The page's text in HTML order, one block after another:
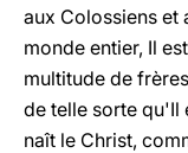
aux Colossiens
monde entier, Il
multitude de
de telle sorte qu'Il
naît le Christ,